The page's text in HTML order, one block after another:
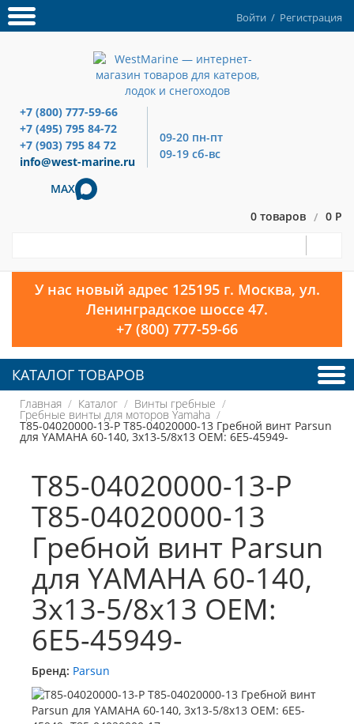
Войти / Регистрация
+7 (800) 777-59-66
+7 (495) 795 84-72
+7 (903) 795 84 72
info@west-marine.ru
09-20 пн-пт
09-19 сб-вс
MAX
0 товаров / 0 Р
У нас новый адрес 125195 г. Москва, ул.
Ленинградское шоссе 47.
+7 (800) 777-59-66
КАТАЛОГ ТОВАРОВ
Главная Каталог Винты гребные
Гребные винты для моторов Yamaha
T85-04020000-13-P T85-04020000-13 Гребной винт Parsun
для YAMAHA 60-140, 3x13-5/8x13 OEM: 6E5-45949-
T85-04020000-13-P
T85-04020000-13
Гребной винт Parsun
для YAMAHA 60-140,
3x13-5/8x13 OEM:
6E5-45949-
Бренд: Parsun